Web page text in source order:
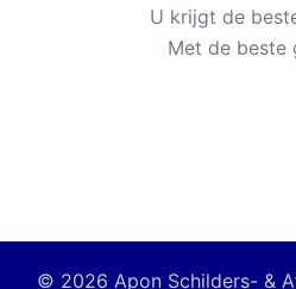
U krijgt de
Met de beste
© 2026 Apon Schilders- &